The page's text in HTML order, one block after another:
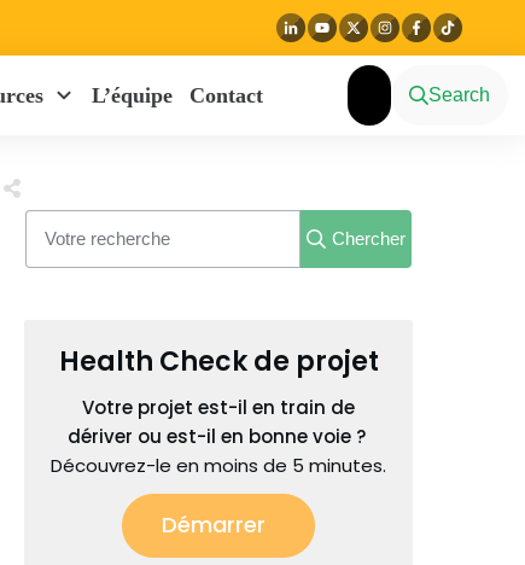
L’équipe Contact Search
Chercher
Health Check de projet
Votre projet est-il en train de
dériver ou est-il en bonne voie ?
Découvrez-le en moins de 5 minutes.
Démarrer